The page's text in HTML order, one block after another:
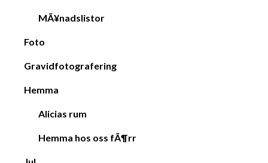
MÃ¥nadslistor
Foto
Gravidfotografering
Hemma
Alicias rum
Hemma hos oss fÃ¶rr